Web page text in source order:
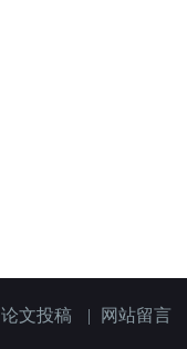
论文投稿 | 网站留言